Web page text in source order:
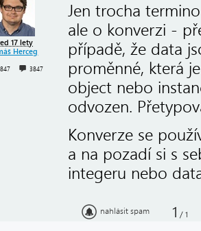
17 lety
Herceg
3847
Jen trocha
ale o konverzi -
případě, že data
proměnné, která
object nebo
odvozen.
Konverze se
a na pozadí si s
integeru nebo
nahlásit spam 1 / 1